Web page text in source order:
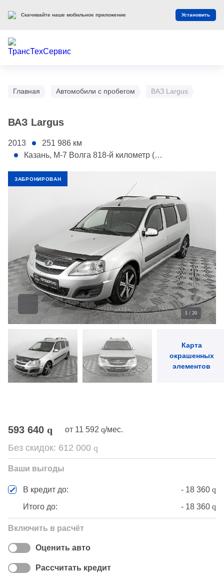
Главная Автомобили с пробегом ВАЗ Largus
ВАЗ Largus
2013 251 986 км
Казань, М-7 Волга 818-й километр (АС Мегамолл)
ЗАБРОНИРОВАН
2 - Переднее правое крыло
3 - Переднее левое крыло
5 - Задняя левая дверь
6 - Задний бампер
7 - Передняя левая дверь
8 - Крышка багажника
9 - Правый порог
10 - Левая стойк и боковины
1 /20
Карта
окрашенных
элементов
593 640 q от 11 592 q/мес.
Без скидок: 612 000 q
Ваши выгоды
В кредит до: - 18 360 q
Итого до: - 18 360 q
Включить в расчёт
Оценить авто
Рассчитать кредит
Скачивайте наше мобильное приложение Установить